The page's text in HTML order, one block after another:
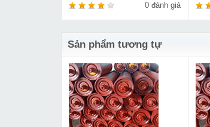
0 đánh giá
Sản phẩm tương tự